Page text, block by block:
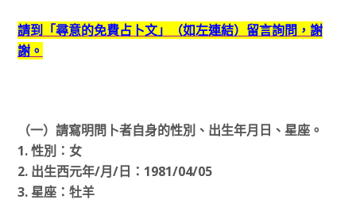
請到「尋意的免費占卜文」（如左連結）留言詢問，謝
謝。
（一）請寫明問卜者自身的性別、出生年月日、星座。
1. 性別：女
2. 出生西元年/月/日：1981/04/05
3. 星座：牡羊